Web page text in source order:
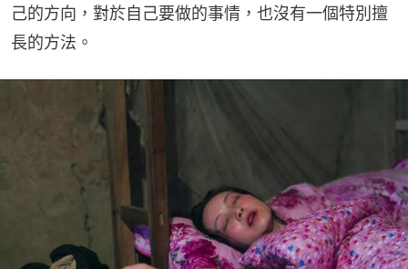
己的方向，對於自己要做的事情，也沒有一個特別擅
長的方法。